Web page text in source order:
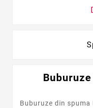
Buburuze din spuma